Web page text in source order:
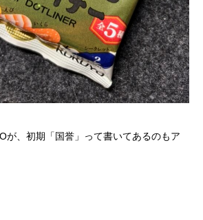
が、初期「国誉」って書いてあるのもア